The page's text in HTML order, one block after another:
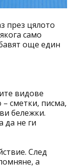
през цялото
само
още един
видове
– сметки, писма,
бележки.
да не ги
След
а